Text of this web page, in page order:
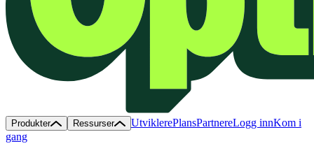
Produkter Ressurser UtviklerePlansPartnereLogg innKom i
gang